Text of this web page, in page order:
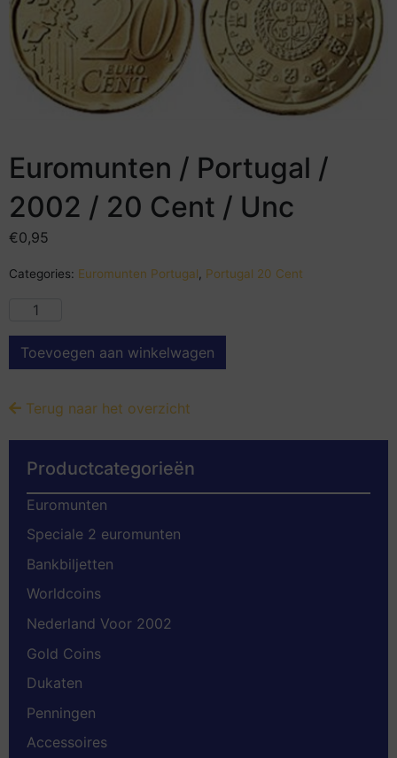
Euromunten / Portugal /
2002 / 20 Cent / Unc
€0,95
Categories: Euromunten Portugal Portugal 20 Cent
Toevoegen aan winkelwagen
Terug naar het overzicht
Productcategorieën
Euromunten
Speciale 2 euromunten
Bankbiljetten
Worldcoins
Nederland Voor 2002
Gold Coins
Dukaten
Penningen
Accessoires